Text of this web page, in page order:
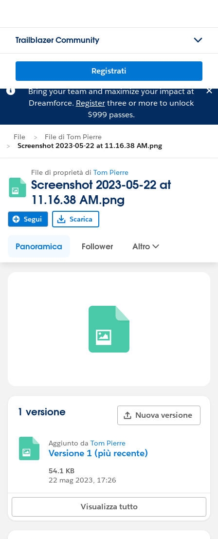
Trailblazer Community
Registrati
Bring your team and maximize your impact at
Dreamforce. Registerthree or more to unlock
$999 passes.
File
File di Tom Pierre
Screenshot 2023-05-22 at 11.16.38 AM.png
File di proprietà di Tom Pierre
Screenshot 2023-05-22 at
11.16.38 AM.png
Segui Scarica
Panoramica Follower Altro
1 versione Nuova versione
Aggiunto da Tom Pierre
Versione 1 (più recente)
54.1 KB
22 mag 2023, 17:26
Visualizza tutto